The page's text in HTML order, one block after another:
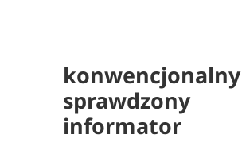
konwencjonalny
sprawdzony
informator